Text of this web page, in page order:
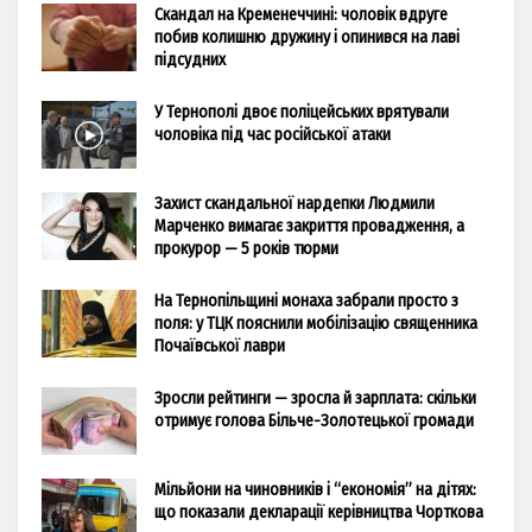
Скандал на Кременеччині: чоловік вдруге
побив колишню дружину і опинився на лаві
підсудних
У Тернополі двоє поліцейських врятували
чоловіка під час російської атаки
Захист скандальної нардепки Людмили
Марченко вимагає закриття провадження, а
прокурор — 5 років тюрми
На Тернопільщині монаха забрали просто з
поля: у ТЦК пояснили мобілізацію священника
Почаївської лаври
Зросли рейтинги — зросла й зарплата: скільки
отримує голова Більче-Золотецької громади
Мільйони на чиновників і “економія” на дітях:
що показали декларації керівництва Чорткова